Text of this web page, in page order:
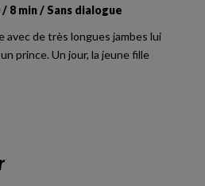
8 min / Sans dialogue
avec de très longues jambes lui
prince. Un jour, la jeune fille